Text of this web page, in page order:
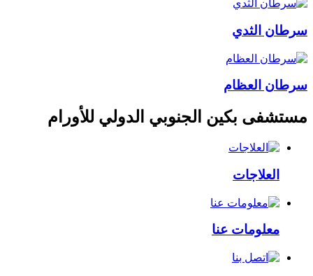
سرطان الثدي
سرطان العظام
مستشفى بكين الجنوبي الدولي للأورام
العلاجات
معلومات عنا